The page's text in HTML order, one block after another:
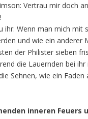
Vertrau mir doch
ihr: Wenn man mich
und wie ein anderer
der Philister sieben
die Lauernden bei
Sehnen, wie ein
inneren